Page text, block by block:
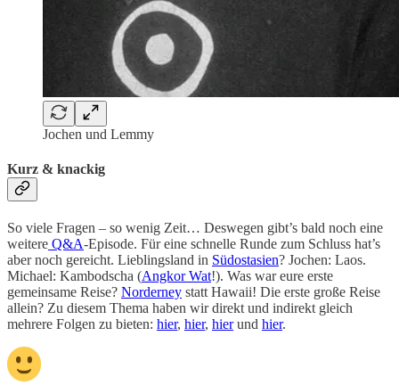
Jochen und Lemmy
Kurz & knackig
So viele Fragen – so wenig Zeit… Deswegen gibt’s bald noch eine
weitere Q&A-Episode. Für eine schnelle Runde zum Schluss hat’s
aber noch gereicht. Lieblingsland in Südostasien? Jochen: Laos.
Michael: Kambodscha (Angkor Wat!). Was war eure erste
gemeinsame Reise? Norderney statt Hawaii! Die erste große Reise
allein? Zu diesem Thema haben wir direkt und indirekt gleich
mehrere Folgen zu bieten: hier, hier, hierund hier.